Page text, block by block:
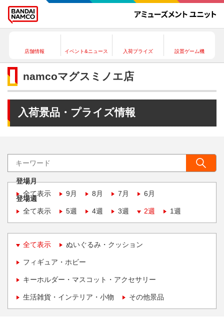
店舗情報 イベント&ニュース 入荷プライズ 設置ゲーム機
namcoマグスミノエ店
入荷景品・プライズ情報
登場月
全て表示
9月 8月 7月 6月
登場週
全て表示
5週 4週 3週 2週 1週
全て表示 ぬいぐるみ・クッション
フィギュア・ホビー
キーホルダー・マスコット・アクセサリー
生活雑貨・インテリア・小物 その他景品